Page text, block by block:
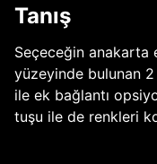
Tanış
Seçeceğin anakarta
yüzeyinde bulunan
ile ek bağlantı
tuşu ile de renkleri